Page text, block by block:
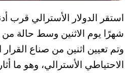
شهرًا يوم الاثنين وسط حالة
وتم تعيين اثنين من صناع
الاحتياطي الأسترالي، وهو ما